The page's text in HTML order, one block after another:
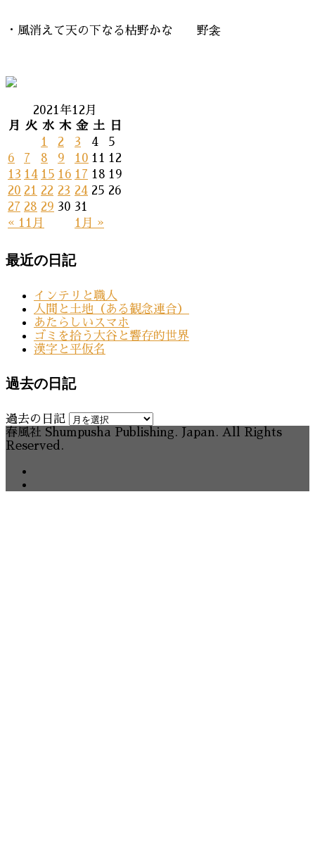
・風消えて天の下なる枯野かな 野衾
2021年12月
月
火 水 木 金 土 日
« 11月 1月 »
1 2 3 4
5
6
7 8 9 10 11 12
13 14 15 16 17 18 19
20 21 22 23 24 25 26
27 28 29 30 31
最近の日記
インテリと職人
人間と土地（ある観念連合）
あたらしいスマホ
ゴミを拾う大谷と響存的世界
漢字と平仮名
過去の日記
過去の日記
春風社 Shumpusha Publishing. Japan. All Rights
Reserved.